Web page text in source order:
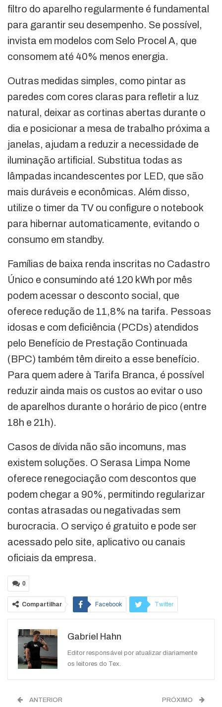
filtro do aparelho regularmente é fundamental
para garantir seu desempenho. Se possível,
invista em modelos com Selo Procel A, que
consomem até 40% menos energia.
Outras medidas simples, como pintar as
paredes com cores claras para refletir a luz
natural, deixar as cortinas abertas durante o
dia e posicionar a mesa de trabalho próxima a
janelas, ajudam a reduzir a necessidade de
iluminação artificial. Substitua todas as
lâmpadas incandescentes por LED, que são
mais duráveis e econômicas. Além disso,
utilize o timer da TV ou configure o notebook
para hibernar automaticamente, evitando o
consumo em standby.
Famílias de baixa renda inscritas no Cadastro
Único e consumindo até 120 kWh por mês
podem acessar o desconto social, que
oferece redução de 11,8% na tarifa. Pessoas
idosas e com deficiência (PCDs) atendidos
pelo Benefício de Prestação Continuada
(BPC) também têm direito a esse benefício.
Para quem adere à Tarifa Branca, é possível
reduzir ainda mais os custos ao evitar o uso
de aparelhos durante o horário de pico (entre
18h e 21h).
Casos de dívida não são incomuns, mas
existem soluções. O Serasa Limpa Nome
oferece renegociação com descontos que
podem chegar a 90%, permitindo regularizar
contas atrasadas ou negativadas sem
burocracia. O serviço é gratuito e pode ser
acessado pelo site, aplicativo ou canais
oficiais da empresa.
0
Compartilhar Facebook Twitter
WhatsApp
Gabriel Hahn
Editor responsável por atualizar diariamente
os leitores do Tex.
ANTERIOR PRÓXIMO